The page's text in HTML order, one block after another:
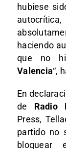
hubiese
haciendo
que no
Valencia“,
En
de Radio
Press,
partido no
bloquear